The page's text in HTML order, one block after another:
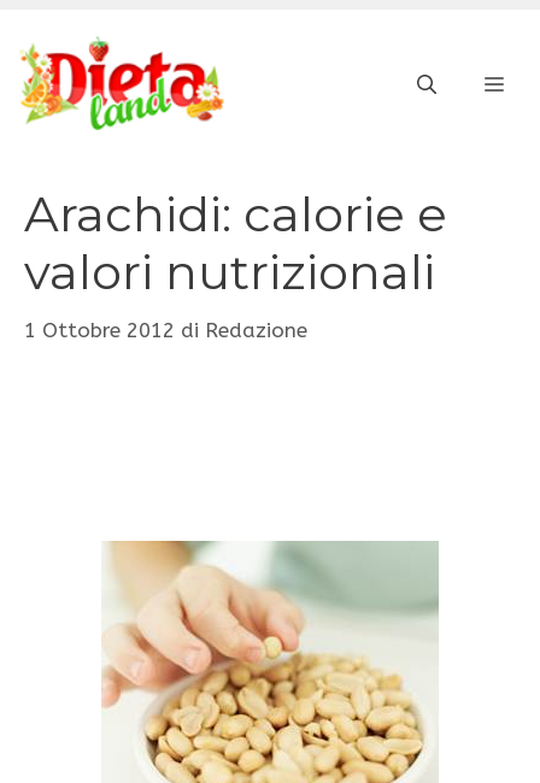
contenuto
Arachidi: calorie e
valori nutrizionali
1 Ottobre 2012 di Redazione